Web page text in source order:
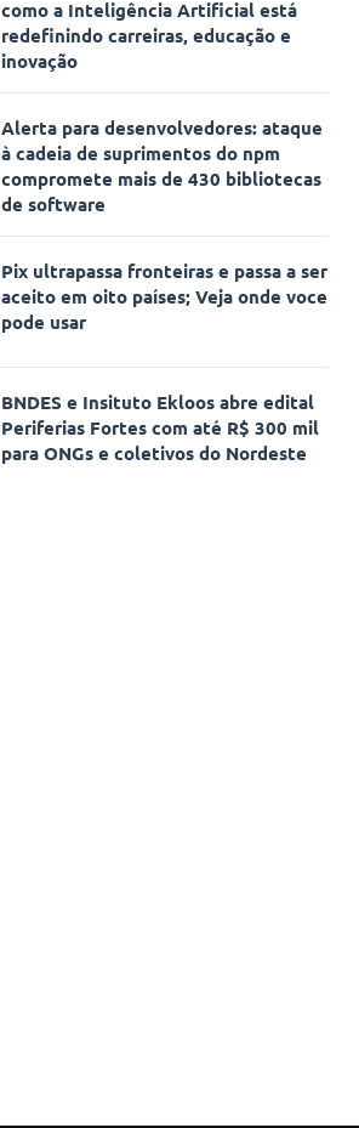
como a Inteligência Artificial está
redefinindo carreiras, educação e
inovação
Alerta para desenvolvedores: ataque
à cadeia de suprimentos do npm
compromete mais de 430 bibliotecas
de software
Pix ultrapassa fronteiras e passa a ser
aceito em oito países; Veja onde voce
pode usar
BNDES e Insituto Ekloos abre edital
Periferias Fortes com até R$ 300 mil
para ONGs e coletivos do Nordeste